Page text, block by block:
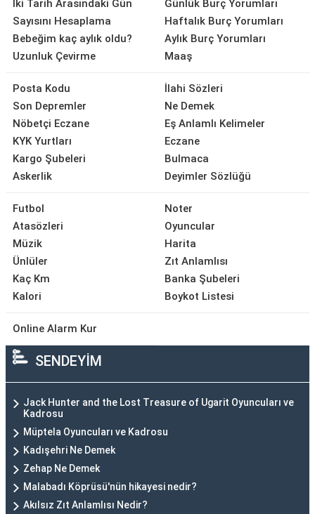
İki Tarih Arasındaki Gün
Sayısını Hesaplama
Bebeğim kaç aylık oldu?
Uzunluk Çevirme
Günlük Burç Yorumları
Haftalık Burç Yorumları
Aylık Burç Yorumları
Maaş
Posta Kodu
Son Depremler
Nöbetçi Eczane
KYK Yurtları
Kargo Şubeleri
Askerlik
İlahi Sözleri
Ne Demek
Eş Anlamlı Kelimeler
Eczane
Bulmaca
Deyimler Sözlüğü
Futbol
Atasözleri
Müzik
Ünlüler
Kaç Km
Kalori
Noter
Oyuncular
Harita
Zıt Anlamlısı
Banka Şubeleri
Boykot Listesi
Online Alarm Kur
SENDEYİM
Jack Hunter and the Lost Treasure of Ugarit Oyuncuları ve
Kadrosu
Müptela Oyuncuları ve Kadrosu
Kadışehri Ne Demek
Zehap Ne Demek
Malabadı Köprüsü'nün hikayesi nedir?
Akılsız Zıt Anlamlısı Nedir?